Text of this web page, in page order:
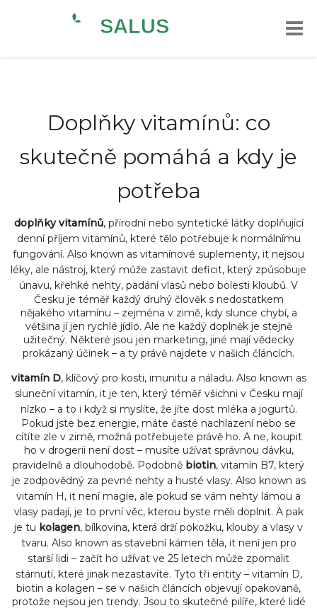
Doplňky vitamínů: co
skutečně pomáhá a kdy je
potřeba
doplňky vitamínů, přírodní nebo syntetické látky doplňující
denní příjem vitamínů, které tělo potřebuje k normálnímu
fungování. Also known as vitamínové suplementy, it nejsou
léky, ale nástroj, který může zastavit deficit, který způsobuje
únavu, křehké nehty, padání vlasů nebo bolesti kloubů. V
Česku je téměř každý druhý člověk s nedostatkem
nějakého vitamínu – zejména v zimě, kdy slunce chybí, a
většina jí jen rychlé jídlo. Ale ne každý doplněk je stejně
užitečný. Některé jsou jen marketing, jiné mají vědecky
prokázaný účinek – a ty právě najdete v našich článcích.
vitamín D, klíčový pro kosti, imunitu a náladu. Also known as
sluneční vitamín, it je ten, který téměř všichni v Česku mají
nízko – a to i když si myslíte, že jíte dost mléka a jogurtů.
Pokud jste bez energie, máte časté nachlazení nebo se
cítíte zle v zimě, možná potřebujete právě ho. A ne, koupit
ho v drogerii není dost – musíte užívat správnou dávku,
pravidelně a dlouhodobě. Podobně biotin, vitamín B7, který
je zodpovědný za pevné nehty a husté vlasy. Also known as
vitamín H, it není magie, ale pokud se vám nehty lámou a
vlasy padají, je to první věc, kterou byste měli doplnit. A pak
je tu kolagen, bílkovina, která drží pokožku, klouby a vlasy v
tvaru. Also known as stavební kámen těla, it není jen pro
starší lidi – začít ho užívat ve 25 letech může zpomalit
stárnutí, které jinak nezastavíte. Tyto tři entity – vitamín D,
biotin a kolagen – se v našich článcích objevují opakovaně,
protože nejsou jen trendy. Jsou to skutečné pilíře, které lidé